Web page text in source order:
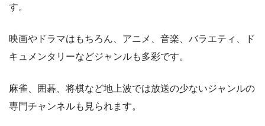
す。
映画やドラマはもちろん、アニメ、音楽、バラエティ、ド
キュメンタリーなどジャンルも多彩です。
麻雀、囲碁、将棋など地上波では放送の少ないジャンルの
専門チャンネルも見られます。